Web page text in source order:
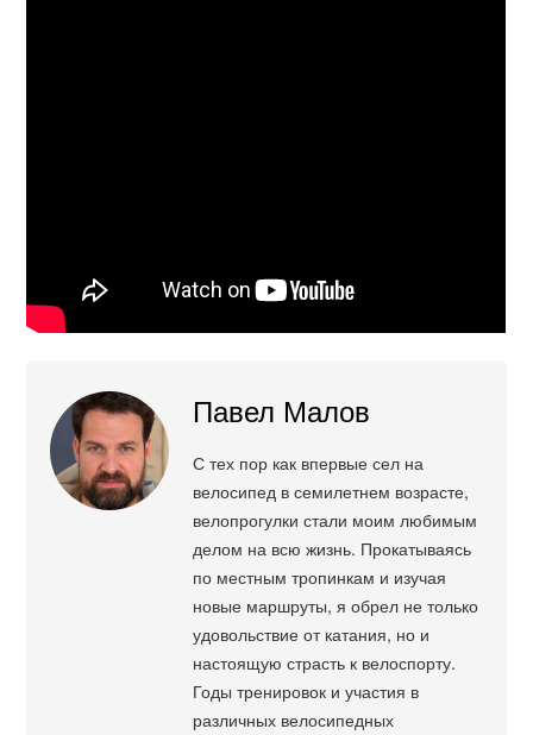
Павел Малов
С тех пор как впервые сел на
велосипед в семилетнем возрасте,
велопрогулки стали моим любимым
делом на всю жизнь. Прокатываясь
по местным тропинкам и изучая
новые маршруты, я обрел не только
удовольствие от катания, но и
настоящую страсть к велоспорту.
Годы тренировок и участия в
различных велосипедных